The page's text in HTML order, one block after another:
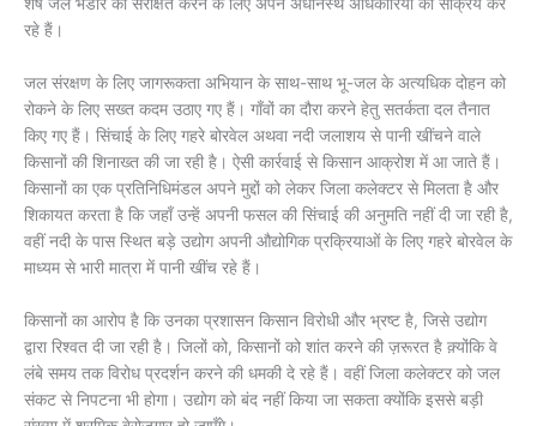
रहे हैं।
जल संरक्षण के लिए जागरूकता अभियान के साथ-साथ भू-जल के अत्यधिक दोहन को
रोकने के लिए सख्त कदम उठाए गए हैं। गाँवों का दौरा करने हेतु सतर्कता दल तैनात
किए गए हैं। सिंचाई के लिए गहरे बोरवेल अथवा नदी जलाशय से पानी खींचने वाले
किसानों की शिनाख्त की जा रही है। ऐसी कार्रवाई से किसान आक्रोश में आ जाते हैं।
किसानों का एक प्रतिनिधिमंडल अपने मुद्दों को लेकर जिला कलेक्टर से मिलता है और
शिकायत करता है कि जहाँ उन्हें अपनी फसल की सिंचाई की अनुमति नहीं दी जा रही है,
वहीं नदी के पास स्थित बड़े उद्योग अपनी औद्योगिक प्रक्रियाओं के लिए गहरे बोरवेल के
माध्यम से भारी मात्रा में पानी खींच रहे हैं।
किसानों का आरोप है कि उनका प्रशासन किसान विरोधी और भ्रष्ट है, जिसे उद्योग
द्वारा रिश्वत दी जा रही है। जिलों को, किसानों को शांत करने की ज़रूरत है क़्योंकि वे
लंबे समय तक विरोध प्रदर्शन करने की धमकी दे रहे हैं। वहीं जिला कलेक्टर को जल
संकट से निपटना भी होगा। उद्योग को बंद नहीं किया जा सकता क्योंकि इससे बड़ी